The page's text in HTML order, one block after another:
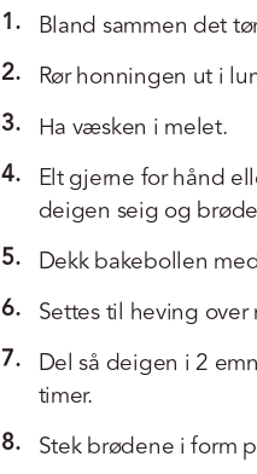
1. Bland sammen det
2. Rør honningen ut i
3. Ha væsken i melet.
4. Elt gjerne for hånd
deigen seig og
5. Dekk bakebollen
6. Settes til heving
7. Del så deigen i 2
timer.
8. Stek brødene i form